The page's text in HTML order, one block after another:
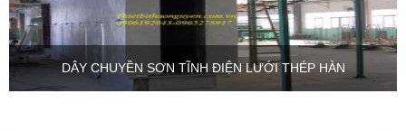
DÂY CHUYỀN SƠN TĨNH ĐIỆN LƯỚI THÉP HÀN